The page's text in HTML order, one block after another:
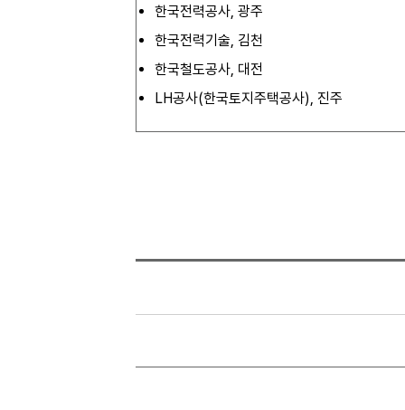
한국전력공사, 광주
한국전력기술, 김천
한국철도공사, 대전
LH공사(한국토지주택공사), 진주